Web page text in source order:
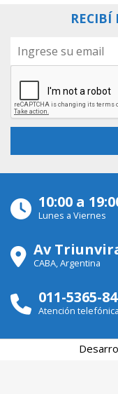
RECIBÍ
10:00 a
Lunes a Viernes
Av
CABA, Argentina
011-5365-
Atención telefónica